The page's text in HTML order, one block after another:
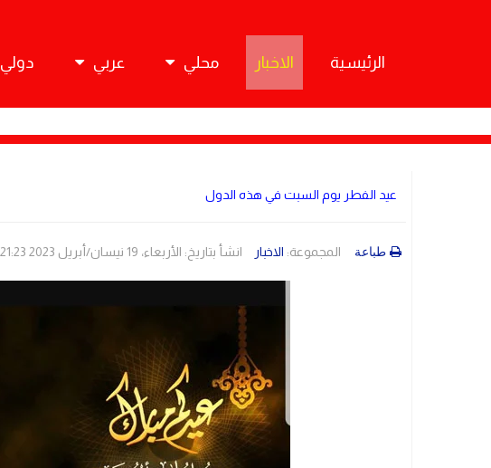
الرئيسية الاخبار محلي عربي دولي
عيد الفطر يوم السبت في هذه الدول
المجموعة: الاخبار انشأ بتاريخ: الأربعاء، 19 نيسان/أبريل 2023 21:23 طباعة